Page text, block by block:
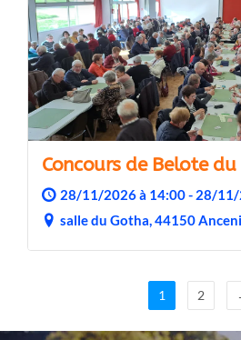
Concours de Belote du
28/11/2026 à 14:00 - 28/
salle du Gotha, 44150
1 2